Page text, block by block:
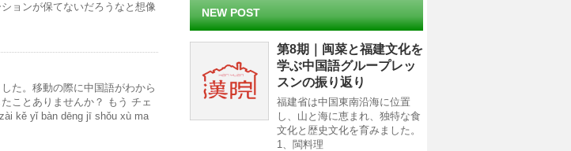
ョンが保てないだろうなと想像
た。移動の際に中国語がわから
ことありませんか？ もう チェ
kě yǐ bàn dēng jī shǒu xù ma
NEW POST
第8期｜闽菜と福建文化を
学ぶ中国語グループレッ
スンの振り返り
福建省は中国東南沿海に位置
し、山と海に恵まれ、独特な食
文化と歴史文化を育みました。
1、閩料理